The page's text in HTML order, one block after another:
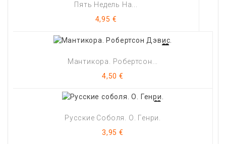
Пять Недель На...
Цена
4,95 €
Мантикора. Робертсон...
Цена
4,50 €
Русские Соболя. О. Генри.
Цена
3,95 €